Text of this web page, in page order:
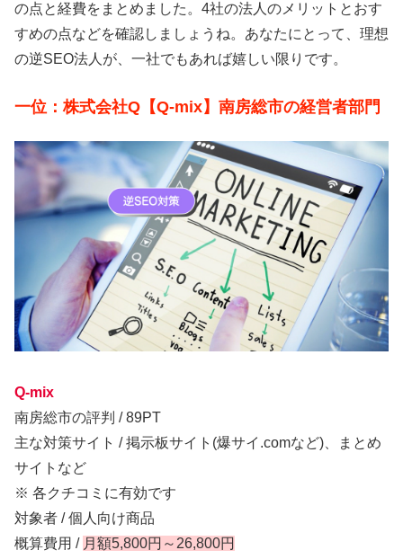
の点と経費をまとめました。4社の法人のメリットとおす
すめの点などを確認しましょうね。あなたにとって、理想
の逆SEO法人が、一社でもあれば嬉しい限りです。
一位：株式会社Q【Q-mix】南房総市の経営者部門
Q-mix
南房総市の評判 / 89PT
主な対策サイト / 掲示板サイト(爆サイ.comなど)、まとめ
サイトなど
※ 各クチコミに有効です
対象者 / 個人向け商品
概算費用 / 月額5,800円～26,800円